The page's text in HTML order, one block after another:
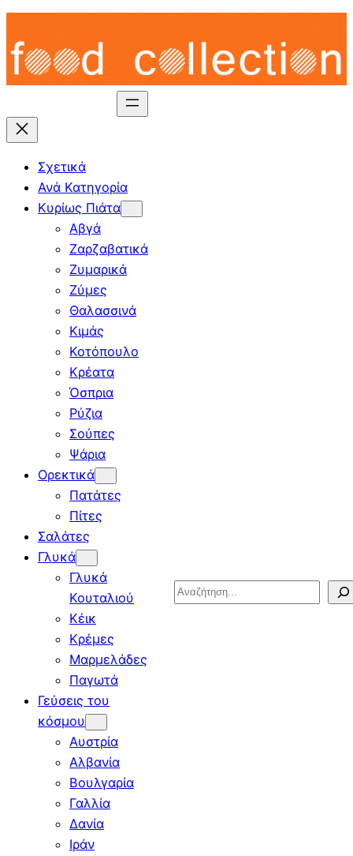
Skip
content
Σχετικά
Ανά Κατηγορία
Κυρίως Πιάτα
Αβγά
Ζαρζαβατικά
Ζυμαρικά
Ζύμες
Θαλασσινά
Κιμάς
Κοτόπουλο
Κρέατα
Όσπρια
Ρύζια
Σούπες
Ψάρια
Ορεκτικά
Πατάτες
Πίτες
Σαλάτες
Γλυκά
Γλυκά
Κουταλιού
Κέικ
Κρέμες
Μαρμελάδες
Παγωτά
Γεύσεις του
κόσμου
Αυστρία
Αλβανία
Βουλγαρία
Γαλλία
Δανία
Ιράν
Search